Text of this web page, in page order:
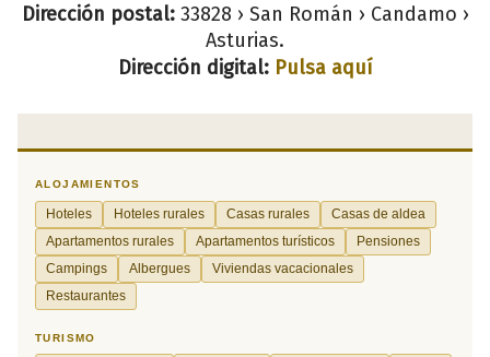
Dirección postal:33828 › San Román › Candamo ›
Asturias.
Dirección digital: Pulsa aquí